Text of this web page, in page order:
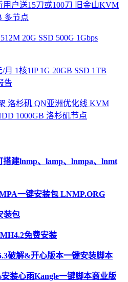
用户送15刀或100刀 旧金山KVM
多节点
20G SSD 500G 1Gbps
月 1核1IP 1G 20GB SSD 1TB
告
洛杉矶 QN亚洲优化线 KVM
1000GB 洛杉矶节点
搭建lnmp、lamp、lnmpa、lnmt
一键安装包 LNMP.ORG
装包
免费安装
破解&开心版本一键安装脚本
装心雨Kangle一键脚本商业版